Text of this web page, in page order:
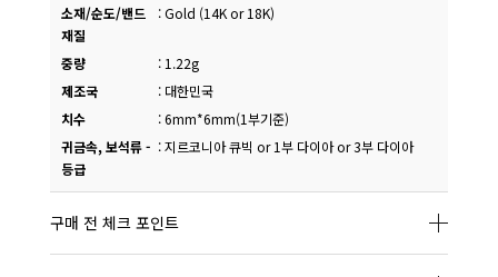
소재/순도/밴드
재질
:Gold (14K or 18K)
중량 : 1.22g
제조국
: 대한민국
치수
:6mm*6mm(1부기준)
귀금속, 보석류 -
등급
:지르코니아 큐빅 or 1부 다이아 or 3부 다이아
구매 전 체크 포인트